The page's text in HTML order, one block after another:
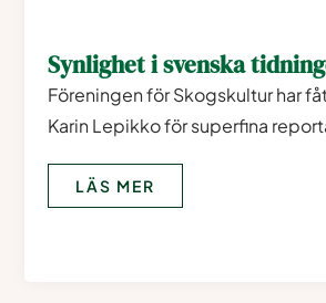
Synlighet i svenska
Föreningen för Skogskultur har
Karin Lepikko för superfina
LÄS MER